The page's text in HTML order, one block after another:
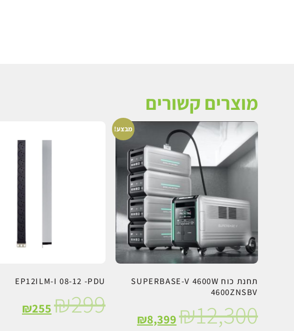
מוצרים קשורים
מבצע!
תחנת כוח SUPERBASE-V 4600W
4600ZNSBV
₪12,300
₪8,399
EP12ILM-I 08-12 -PDU
₪299
₪255